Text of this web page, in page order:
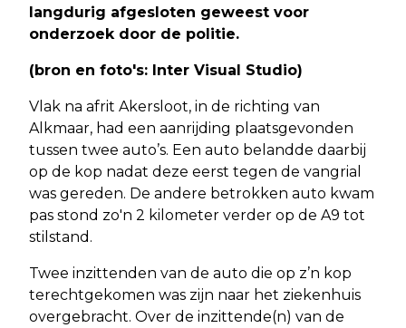
langdurig afgesloten geweest voor
onderzoek door de politie.
(bron en foto's: Inter Visual Studio)
Vlak na afrit Akersloot, in de richting van
Alkmaar, had een aanrijding plaatsgevonden
tussen twee auto’s. Een auto belandde daarbij
op de kop nadat deze eerst tegen de vangrial
was gereden. De andere betrokken auto kwam
pas stond zo'n 2 kilometer verder op de A9 tot
stilstand.
Twee inzittenden van de auto die op z’n kop
terechtgekomen was zijn naar het ziekenhuis
overgebracht. Over de inzittende(n) van de